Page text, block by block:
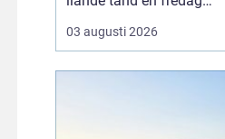
kväll, en svullnad som
blir värre över natten
03 augusti 2026